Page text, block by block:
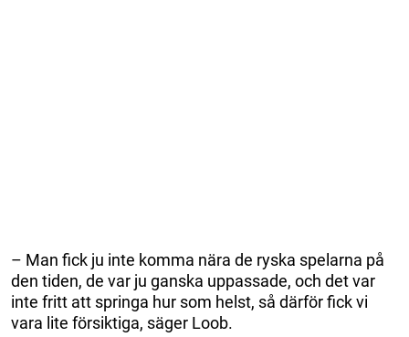
– Man fick ju inte komma nära de ryska spelarna på
den tiden, de var ju ganska uppassade, och det var
inte fritt att springa hur som helst, så därför fick vi
vara lite försiktiga, säger Loob.